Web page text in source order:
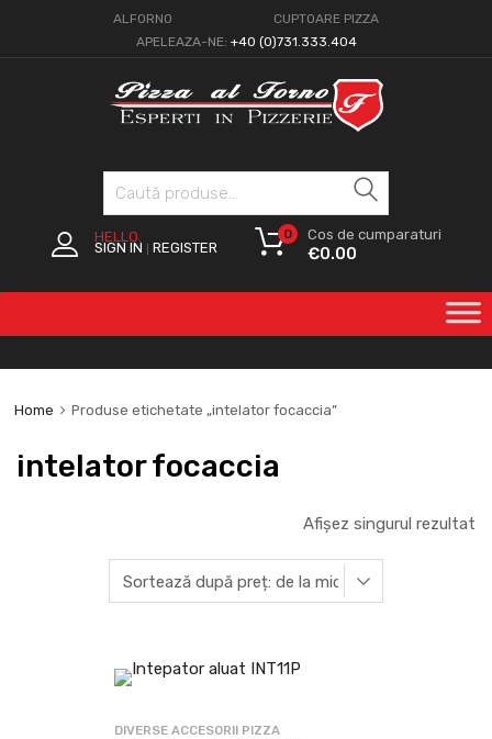
ALFORNO
CUPTOARE PIZZA
APELEAZA-NE: +40 (0)731.333.404
HELLO.
SIGN IN REGISTER
Cos de cumparaturi
€0.00
0
Home Produse etichetate „intelator focaccia”
intelator focaccia
Afișez singurul rezultat
DIVERSE ACCESORII PIZZA